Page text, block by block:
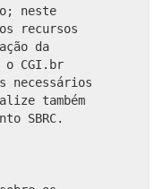
neste
recursos
da
o CGI.br
necessários
também
SBRC.